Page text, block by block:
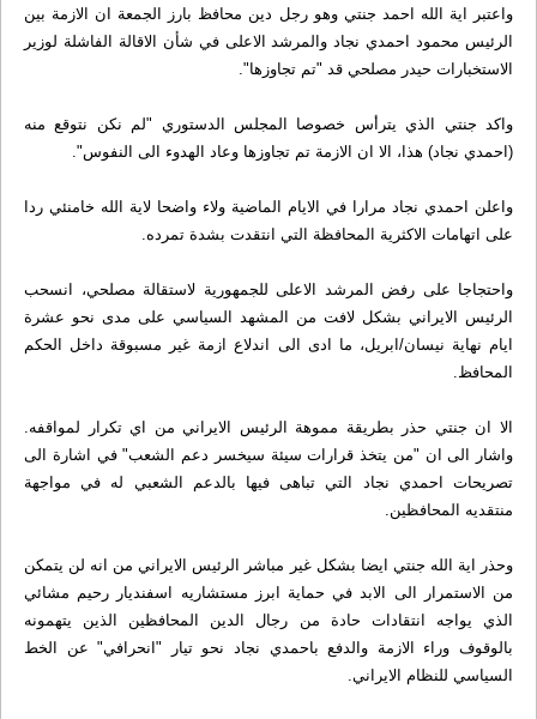
واعتبر اية الله احمد جنتي وهو رجل دين محافظ بارز الجمعة ان الازمة بين
الرئيس محمود احمدي نجاد والمرشد الاعلى في شأن الاقالة الفاشلة لوزير
الاستخبارات حيدر مصلحي قد "تم تجاوزها".
واكد جنتي الذي يترأس خصوصا المجلس الدستوري "لم نكن نتوقع منه
(احمدي نجاد) هذا، الا ان الازمة تم تجاوزها وعاد الهدوء الى النفوس".
واعلن احمدي نجاد مرارا في الايام الماضية ولاء واضحا لاية الله خامنئي ردا
على اتهامات الاكثرية المحافظة التي انتقدت بشدة تمرده.
واحتجاجا على رفض المرشد الاعلى للجمهورية لاستقالة مصلحي، انسحب
الرئيس الايراني بشكل لافت من المشهد السياسي على مدى نحو عشرة
ايام نهاية نيسان/ابريل، ما ادى الى اندلاع ازمة غير مسبوقة داخل الحكم
المحافظ.
الا ان جنتي حذر بطريقة مموهة الرئيس الايراني من اي تكرار لمواقفه.
واشار الى ان "من يتخذ قرارات سيئة سيخسر دعم الشعب" في اشارة الى
تصريحات احمدي نجاد التي تباهى فيها بالدعم الشعبي له في مواجهة
منتقديه المحافظين.
وحذر اية الله جنتي ايضا بشكل غير مباشر الرئيس الايراني من انه لن يتمكن
من الاستمرار الى الابد في حماية ابرز مستشاريه اسفنديار رحيم مشائي
الذي يواجه انتقادات حادة من رجال الدين المحافظين الذين يتهمونه
بالوقوف وراء الازمة والدفع باحمدي نجاد نحو تيار "انحرافي" عن الخط
السياسي للنظام الايراني.